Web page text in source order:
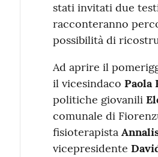
stati invitati due
racconteranno
possibilità di
Ad aprire il
il vicesindaco Paola
politiche giovanili
comunale di
fisioterapista
vicepresidente